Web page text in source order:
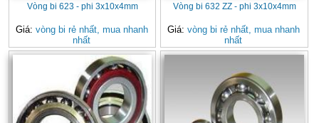
Vòng bi 623 - phi 3x10x4mm
Giá: vòng bi rẻ nhất, mua nhanh
nhất
Vòng bi 632 ZZ - phi 3x10x4mm
Giá: vòng bi rẻ nhất, mua nhanh
nhất